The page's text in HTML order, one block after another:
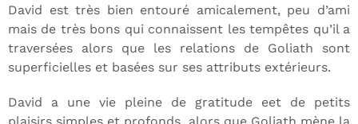
David est très bien entouré amicalement, peu d’ami
mais de très bons qui connaissent les tempêtes qu’il a
traversées alors que les relations de Goliath sont
superficielles et basées sur ses attributs extérieurs.
David a une vie pleine de gratitude eet de petits